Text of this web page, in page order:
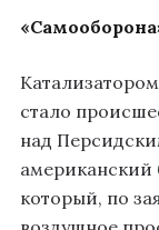
стало
над
американский
который, по